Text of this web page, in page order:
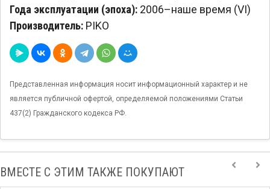
Года эксплуатации (эпоха): 2006–наше время (VI)
Производитель: PIKO
Представленная информация носит информационный характер и не
является публичной офертой, определяемой положениями Статьи
437(2) Гражданского кодекса РФ.
ВМЕСТЕ С ЭТИМ ТАКЖЕ ПОКУПАЮТ